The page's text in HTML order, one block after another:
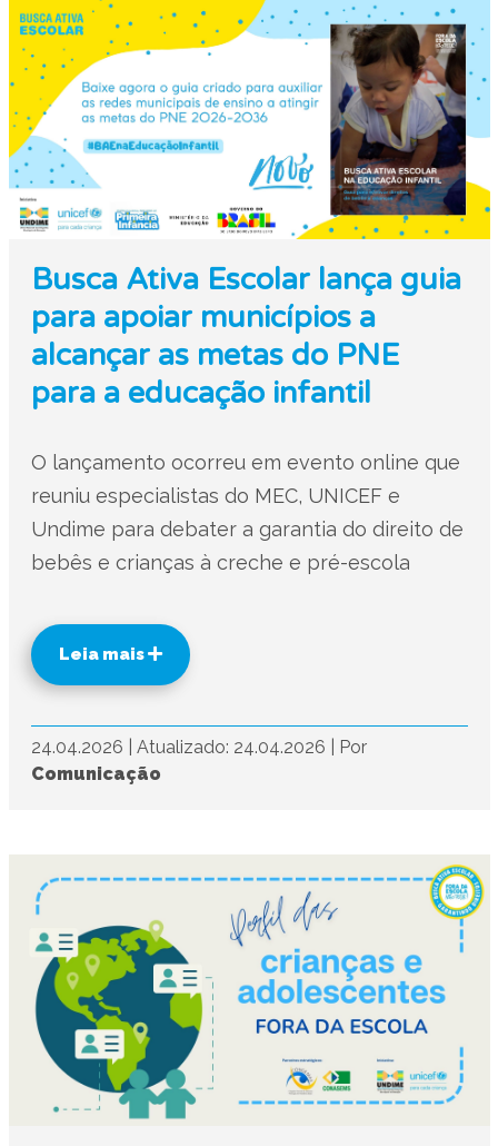
Busca Ativa Escolar lança guia
para apoiar municípios a
alcançar as metas do PNE
para a educação infantil
O lançamento ocorreu em evento online que
reuniu especialistas do MEC, UNICEF e
Undime para debater a garantia do direito de
bebês e crianças à creche e pré-escola
Leia mais
24.04.2026 Atualizado: 24.04.2026
Por
Comunicação